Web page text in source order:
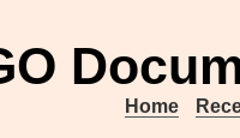
Home